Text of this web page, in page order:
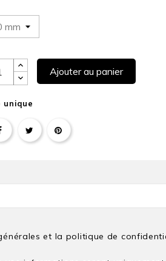
Ajouter au panier
unique
et la politique de